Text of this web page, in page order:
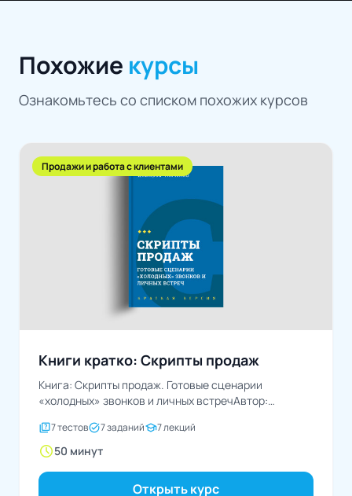
Похожие курсы
Ознакомьтесь со списком похожих курсов
Продажи и работа с клиентами
Книги кратко: Скрипты продаж
Книга: Скрипты продаж. Готовые сценарии
«холодных» звонков и личных встречАвтор:
quiz7 тестовtask_alt7 заданийschool7 лекций
schedule50 минут
Открыть курс